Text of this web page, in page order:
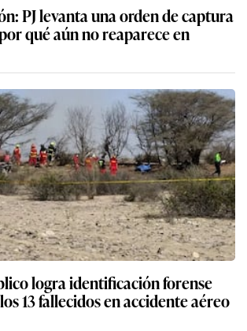
PJ levanta una orden de captura
qué aún no reaparece en
logra identificación forense
13 fallecidos en accidente aéreo